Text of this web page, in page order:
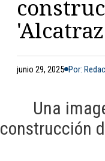
junio 29, 2025 Por:
Una
construcción